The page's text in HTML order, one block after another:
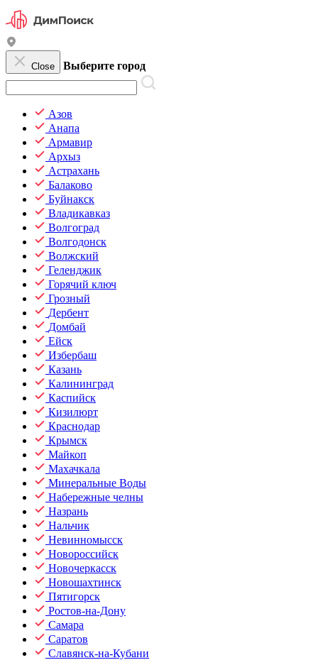
Close Выберите город
Азов
Анапа
Армавир
Архыз
Астрахань
Балаково
Буйнакск
Владикавказ
Волгоград
Волгодонск
Волжский
Геленджик
Горячий ключ
Грозный
Дербент
Домбай
Ейск
Избербаш
Казань
Калининград
Каспийск
Кизилюрт
Краснодар
Крымск
Майкоп
Махачкала
Минеральные Воды
Набережные челны
Назрань
Нальчик
Невинномысск
Новороссийск
Новочеркасск
Новошахтинск
Пятигорск
Ростов-на-Дону
Самара
Саратов
Славянск-на-Кубани